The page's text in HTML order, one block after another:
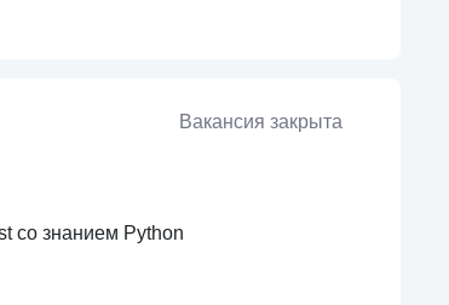
Вакансия закрыта
со знанием Python